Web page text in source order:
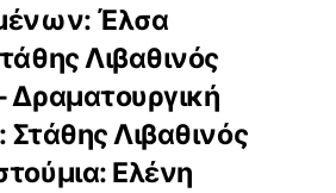
Έλσα
Λιβαθινός
Δραματουργική
Στάθης Λιβαθινός
Ελένη